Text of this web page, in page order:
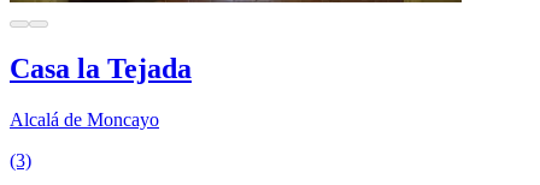
Casa la Tejada
Alcalá de Moncayo
(3)